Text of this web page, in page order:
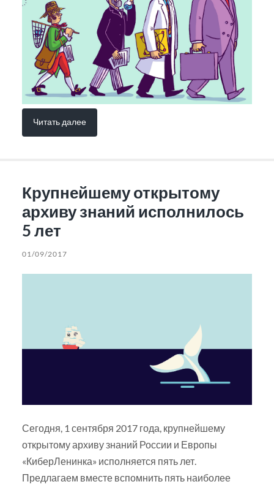
Читать далее
Крупнейшему открытому
архиву знаний исполнилось
5 лет
01/09/2017
Сегодня, 1 сентября 2017 года, крупнейшему
открытому архиву знаний России и Европы
«КиберЛенинка» исполняется пять лет.
Предлагаем вместе вспомнить пять наиболее